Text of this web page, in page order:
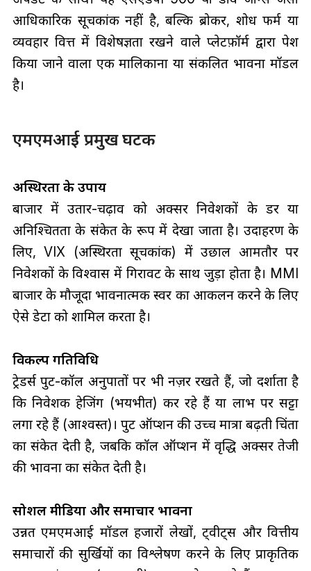
आधिकारिक सूचकांक नहीं है, बल्कि ब्रोकर, शोध फर्म या
व्यवहार वित्त में विशेषज्ञता रखने वाले प्लेटफ़ॉर्म द्वारा पेश
किया जाने वाला एक मालिकाना या संकलित भावना मॉडल
है।
एमएमआई प्रमुख घटक
अस्थिरता के उपाय
बाजार में उतार-चढ़ाव को अक्सर निवेशकों के डर या
अनिश्चितता के संकेत के रूप में देखा जाता है। उदाहरण के
लिए, VIX (अस्थिरता सूचकांक) में उछाल आमतौर पर
निवेशकों के विश्वास में गिरावट के साथ जुड़ा होता है। MMI
बाजार के मौजूदा भावनात्मक स्वर का आकलन करने के लिए
ऐसे डेटा को शामिल करता है।
विकल्प गतिविधि
ट्रेडर्स पुट-कॉल अनुपातों पर भी नज़र रखते हैं, जो दर्शाता है
कि निवेशक हेजिंग (भयभीत) कर रहे हैं या लाभ पर सट्टा
लगा रहे हैं (आश्वस्त)। पुट ऑप्शन की उच्च मात्रा बढ़ती चिंता
का संकेत देती है, जबकि कॉल ऑप्शन में वृद्धि अक्सर तेजी
की भावना का संकेत देती है।
सोशल मीडिया और समाचार भावना
उन्नत एमएमआई मॉडल हजारों लेखों, ट्वीट्स और वित्तीय
समाचारों की सुर्खियों का विश्लेषण करने के लिए प्राकृतिक